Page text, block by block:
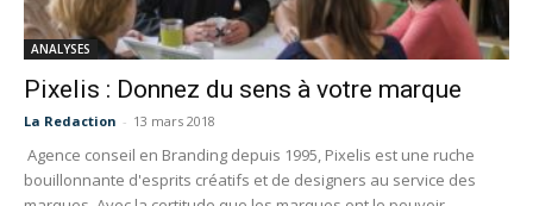
ANALYSES
Pixelis : Donnez du sens à votre marque
La Redaction - 13 mars 2018
Agence conseil en Branding depuis 1995, Pixelis est une ruche
bouillonnante d'esprits créatifs et de designers au service des